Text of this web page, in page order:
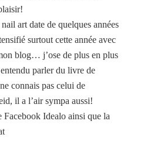
art date de quelques années
surtout cette année avec
blog… j’ose de plus en plus
entendu parler du livre de
connais pas celui de
il a l’air sympa aussi!
Facebook Idealo ainsi que la